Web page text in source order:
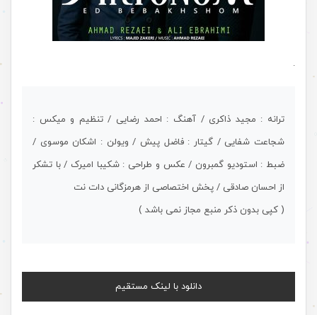
.
ترانه : مجید ذاکری / آهنگ : احمد رضایی / تنظیم و میکس :
شجاعت شفایی / گیتار : فاضل پیش / ویولن : اشکان موسوی /
ضبط : استودیو گمبرون / عکس و طراحی : شکیبا امیرک / با تشکر
از احسان صادقی / پخش اختصاصی از هرمزگانی دات نت
( کپی بدون ذکر منبع مجاز نمی باشد )
دانلود با لینک مستقیم